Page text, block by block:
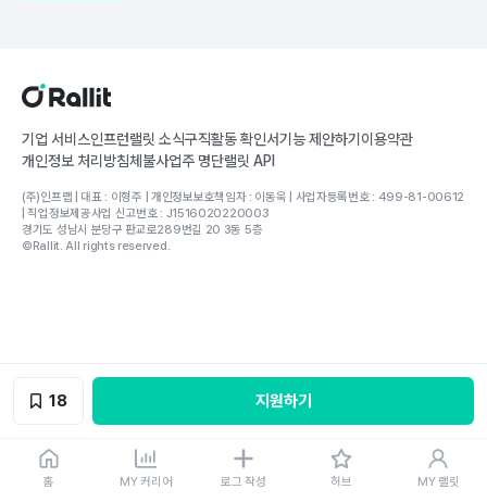
홈 MY 커리어 로그 작성 허브 MY 랠릿
18 지원하기
기업 서비스인프런랠릿 소식구직활동 확인서기능 제안하기 이용약관
개인정보 처리방침체불사업주 명단랠릿 API
(주)인프랩 | 대표 : 이형주 | 개인정보보호책임자 : 이동욱 | 사업자등록번호 : 499-81-00612
| 직업정보제공사업 신고번호 : J1516020220003
경기도 성남시 분당구 판교로289번길 20 3동 5층
©Rallit. All rights reserved.